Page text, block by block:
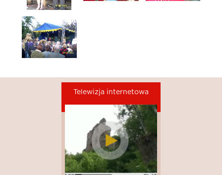
Telewizja internetowa